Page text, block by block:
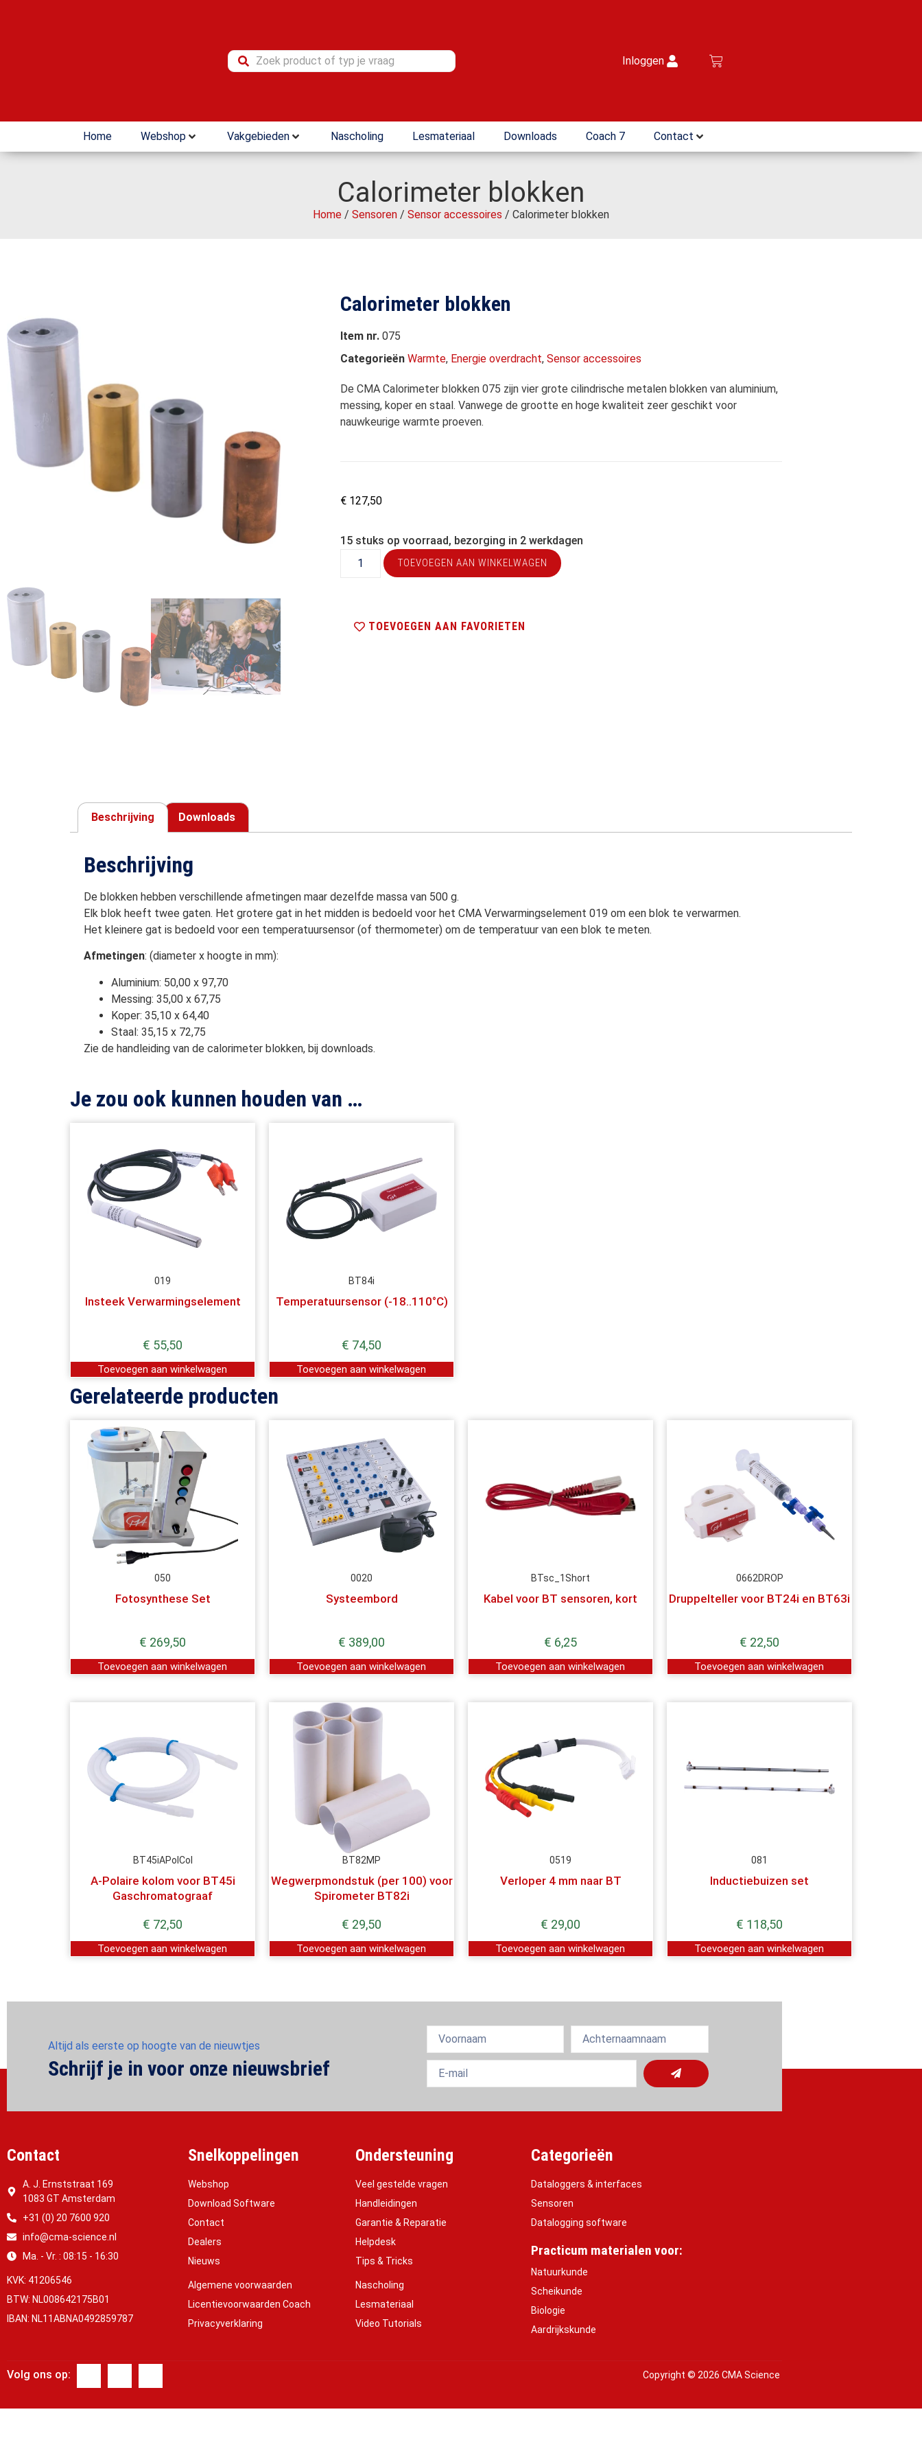
Inloggen
Home Webshop Vakgebieden Nascholing Lesmateriaal Downloads Coach 7 Contact
Calorimeter blokken
Home / Sensoren / Sensor accessoires / Calorimeter blokken
Calorimeter blokken
Item nr.075
Categorieën Warmte, Energie overdracht,Sensor accessoires
De CMA Calorimeter blokken 075 zijn vier grote cilindrische metalen blokken van aluminium,
messing, koper en staal. Vanwege de grootte en hoge kwaliteit zeer geschikt voor
nauwkeurige warmte proeven.
€ 127,50
15 stuks op voorraad, bezorging in 2 werkdagen
TOEVOEGEN AAN WINKELWAGEN
TOEVOEGEN AAN FAVORIETEN
Beschrijving Downloads
Beschrijving
De blokken hebben verschillende afmetingen maar dezelfde massa van 500 g.
Elk blok heeft twee gaten. Het grotere gat in het midden is bedoeld voor het CMA Verwarmingselement 019 om een blok te verwarmen.
Het kleinere gat is bedoeld voor een temperatuursensor (of thermometer) om de temperatuur van een blok te meten.
Afmetingen: (diameter x hoogte in mm):
Aluminium: 50,00 x 97,70
Messing: 35,00 x 67,75
Koper: 35,10 x 64,40
Staal: 35,15 x 72,75
Zie de handleiding van de calorimeter blokken, bij downloads.
Je zou ook kunnen houden van …
019
Insteek Verwarmingselement
€ 55,50
Toevoegen aan winkelwagen
BT84i
Temperatuursensor (-18..110°C)
€ 74,50
Toevoegen aan winkelwagen
Gerelateerde producten
050
Fotosynthese Set
€ 269,50
Toevoegen aan winkelwagen
0020
Systeembord
€ 389,00
Toevoegen aan winkelwagen
BTsc_1Short
Kabel voor BT sensoren, kort
€ 6,25
Toevoegen aan winkelwagen
0662DROP
Druppelteller voor BT24i en BT63i
€ 22,50
Toevoegen aan winkelwagen
BT45iAPolCol
A-Polaire kolom voor BT45i
Gaschromatograaf
€ 72,50
Toevoegen aan winkelwagen
BT82MP
Wegwerpmondstuk (per 100) voor
Spirometer BT82i
€ 29,50
Toevoegen aan winkelwagen
0519
Verloper 4 mm naar BT
€ 29,00
Toevoegen aan winkelwagen
081
Inductiebuizen set
€ 118,50
Toevoegen aan winkelwagen
Altijd als eerste op hoogte van de nieuwtjes
Schrijf je in voor onze nieuwsbrief
Contact
A. J. Ernststraat 169
1083 GT Amsterdam
+31 (0) 20 7600 920
info@cma-science.nl
Ma. - Vr. : 08:15 - 16:30
KVK: 41206546
BTW: NL008642175B01
IBAN: NL11ABNA0492859787
Snelkoppelingen
Webshop
Download Software
Contact
Dealers
Nieuws
Algemene voorwaarden
Licentievoorwaarden Coach
Privacyverklaring
Ondersteuning
Veel gestelde vragen
Handleidingen
Garantie & Reparatie
Helpdesk
Tips & Tricks
Nascholing
Lesmateriaal
Video Tutorials
Categorieën
Dataloggers & interfaces
Sensoren
Datalogging software
Practicum materialen voor:
Natuurkunde
Scheikunde
Biologie
Aardrijkskunde
Volg ons op: Copyright © 2026 CMA Science